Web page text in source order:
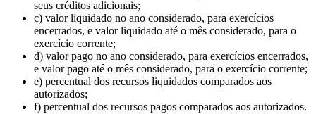
seus créditos adicionais;
c) valor liquidado no ano considerado, para exercícios
encerrados, e valor liquidado até o mês considerado, para o
exercício corrente;
d) valor pago no ano considerado, para exercícios encerrados,
e valor pago até o mês considerado, para o exercício corrente;
e) percentual dos recursos liquidados comparados aos
autorizados;
f) percentual dos recursos pagos comparados aos autorizados.